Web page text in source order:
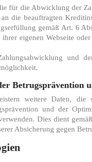
für die Abwicklung der
die beauftragten
gemäß Art. 6
eigenen Webseite
und
Betrugsprävention
weitere Daten,
und der
Dies dient
Absicherung gegen